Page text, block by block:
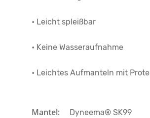
• Leicht spleißbar
• Keine Wasseraufnahme
• Leichtes Aufmanteln mit
Mantel: Dyneema® SK99